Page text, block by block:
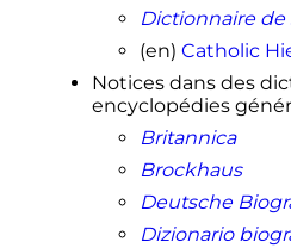
Dictionnaire
(en) Catholic
Notices dans des
encyclopédies
Britannica
Brockhaus
Deutsche
Dizionario